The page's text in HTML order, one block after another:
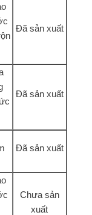
Đã sản xuất
Đã sản xuất
Đã sản xuất
Chưa sản
xuất